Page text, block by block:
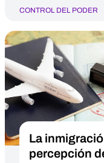
CONTROL DEL PODER
La
percepción